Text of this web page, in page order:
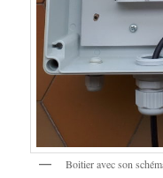
Boitier avec son